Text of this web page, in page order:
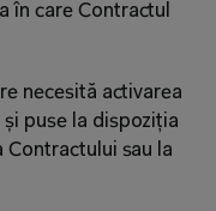
în care Contractul
necesită activarea
puse la dispoziția
Contractului sau la